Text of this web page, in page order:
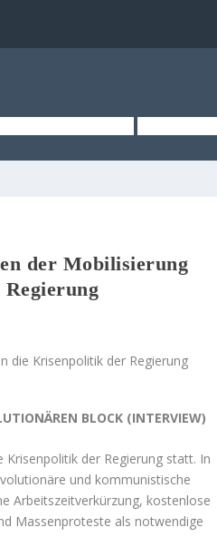
der Mobilisierung
BLOCK (INTERVIEW)
der Regierung statt. In
und kommunistische
Arbeitszeitverkürzung, kostenlose
Massenproteste als notwendige